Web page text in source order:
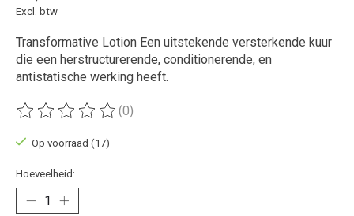
Excl. btw
Transformative Lotion Een uitstekende versterkende kuur
die een herstructurerende, conditionerende, en
antistatische werking heeft.
De beoordeling van dit product is
(0)
Op voorraad (17)
Hoeveelheid: